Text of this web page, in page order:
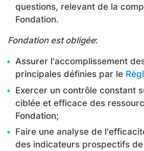
questions, relevant de la
Fondation.
Fondation est obligée:
Assurer l'accomplissement
principales définies par le
Exercer un contrôle constant
ciblée et efficace des
Fondation;
Faire une analyse de
des indicateurs prospectifs